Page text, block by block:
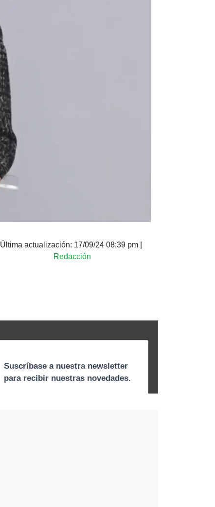
Última actualización: 17/09/24 08:39 pm
Redacción